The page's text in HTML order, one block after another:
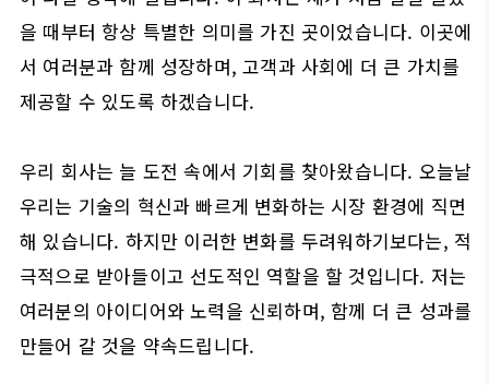
을 때부터 항상 특별한 의미를 가진 곳이었습니다. 이곳에
서 여러분과 함께 성장하며, 고객과 사회에 더 큰 가치를
제공할 수 있도록 하겠습니다.
우리 회사는 늘 도전 속에서 기회를 찾아왔습니다. 오늘날
우리는 기술의 혁신과 빠르게 변화하는 시장 환경에 직면
해 있습니다. 하지만 이러한 변화를 두려워하기보다는, 적
극적으로 받아들이고 선도적인 역할을 할 것입니다. 저는
여러분의 아이디어와 노력을 신뢰하며, 함께 더 큰 성과를
만들어 갈 것을 약속드립니다.